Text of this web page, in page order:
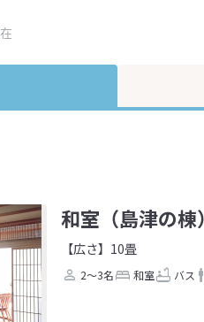
和室（島津の棟）
【広さ】10畳
2～3名 和室 バス